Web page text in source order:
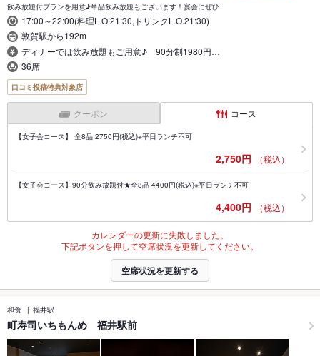
飲み放題付プランを用意♪単品飲み放題もございます！宴会にぜひ
17:00～22:00(料理L.O.21:30,ドリンクL.O.21:30)
敦賀駅から192m
ディナーでは飲み放題もご用意♪ 90分制1980円…
36席
口コミ投稿特典対象店
クーポン コース
【女子会コース】 全8品 2750円(税込)※平日ランチ不可
2,750円 （税込）
【女子会コース】90分飲み放題付★全8品 4400円(税込)※平日ランチ不可
4,400円 （税込）
カレンダーの更新に失敗しました。
下記ボタンを押して空席状況を更新してください。
空席状況を更新する
和食 福井駅
町寿司いちもんめ 福井駅前